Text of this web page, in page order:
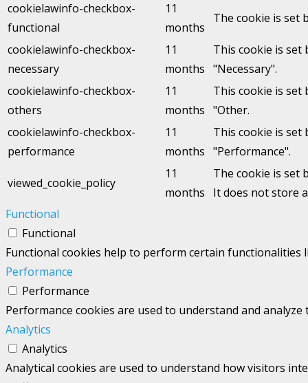
cookielawinfo-checkbox-
functional
11
months
The cookie is set
cookielawinfo-checkbox-
necessary
11
months
This cookie is set
"Necessary".
cookielawinfo-checkbox-
others
11
months
This cookie is set
"Other.
cookielawinfo-checkbox-
performance
11
months
This cookie is set
"Performance".
viewed_cookie_policy
11
months
The cookie is set
It does not store
Functional
Functional
Functional cookies help to perform certain
Performance
Performance
Performance cookies are used to understand and
Analytics
Analytics
Analytical cookies are used to understand how visitors